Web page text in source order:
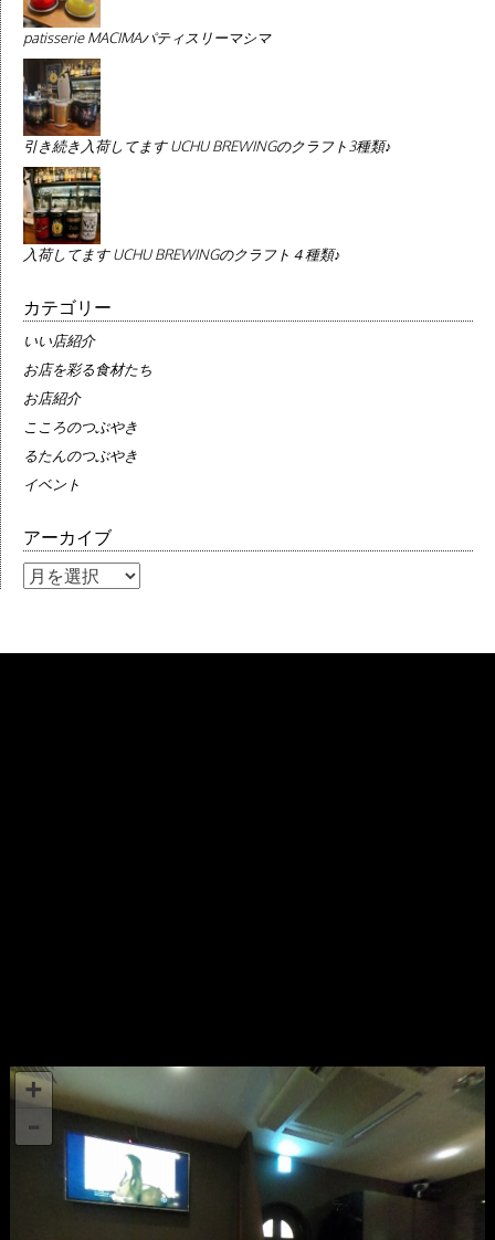
patisserie MACIMAパティスリーマシマ
引き続き入荷してます UCHU BREWINGのクラフト3種類♪
入荷してます UCHU BREWINGのクラフト４種類♪
カテゴリー
いい店紹介
お店を彩る食材たち
お店紹介
こころのつぶやき
るたんのつぶやき
イベント
アーカイブ
ア
イ